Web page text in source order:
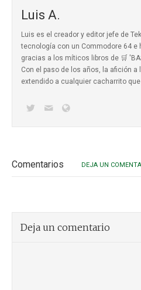
Luis A.
Luis es el creador y editor jefe de
tecnología con un Commodore 64
gracias a los míticos libros de 🛒
Con el paso de los años, la afición a
extendido a cualquier cacharrito
Comentarios DEJA UN
Deja un comentario